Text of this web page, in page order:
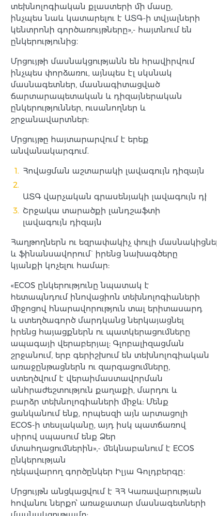
տեխնոլոգիական քլաստերի մի մասը,
ինչպես նաև կատարելու է ԱՏԳ-ի տվյալների
կենտրոնի գործառույթները»,- հայտնում են
ընկերությունից։
Մրցույթի մասնակցությանն են հրավիրվում
ինչպես փորձառու, այնպես էլ սկսնակ
մասնագետներ, մասնագիտացված
ճարտարապետական և դիզայներական
ընկերություններ, ուսանողներ և
շրջանավարտներ:
Մրցույթը հայտարարվում է երեք
անվանակարգում.
Հովացման աշտարակի լավագույն դիզայն
ԱՏԳ վարչական գրասենյակի լավագույն
Շրջակա տարածքի լանդշաֆտի
լավագույն դիզայն
Հաղթողներն ու եզրափակիչ փուլի
և ֆինանսավորում` իրենց նախագծերը
կյանքի կոչելու համար:
«ECOS ընկերությունը նպատակ է
հետապնդում ինովացիոն տեխնոլոգիաների
միջոցով հնարավորություն տալ երիտասարդ
և ստեղծագործ մարդկանց ներկայացնել
իրենց հայացքներն ու պատկերացումները
ապագայի վերաբերյալ: Գլոբալիզացման
շրջանում, երբ գերիշխում են տեխնոլոգիական
առաջընթացներն ու զարգացումները,
ստեղծվում է վերաիմաստավորման
անհրաժեշտություն քաղաքի, մարդու և
բարձր տեխնոլոգիաների միջև: Մենք
ցանկանում ենք, որպեսզի այն արտացոլի
ECOS-ի տեսլականը, այդ իսկ պատճառով
սիրով սպասում ենք Ձեր
մտահղացումներին»,- մեկնաբանում է ECOS
ընկերության
ղեկավարող գործընկեր Իլյա Գոլդբերգը։
Մրցույթն անցկացվում է ՀՀ Կառավարության
հովանու ներքո՝ առաջատար մասնագետների